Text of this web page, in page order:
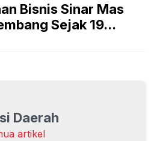
Bisnis Sinar Mas
Sejak 19...
Daerah
artikel